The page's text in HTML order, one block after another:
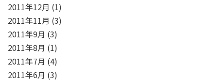
2011年12月 (1)
2011年11月 (3)
2011年9月 (3)
2011年8月 (1)
2011年7月 (4)
2011年6月 (3)